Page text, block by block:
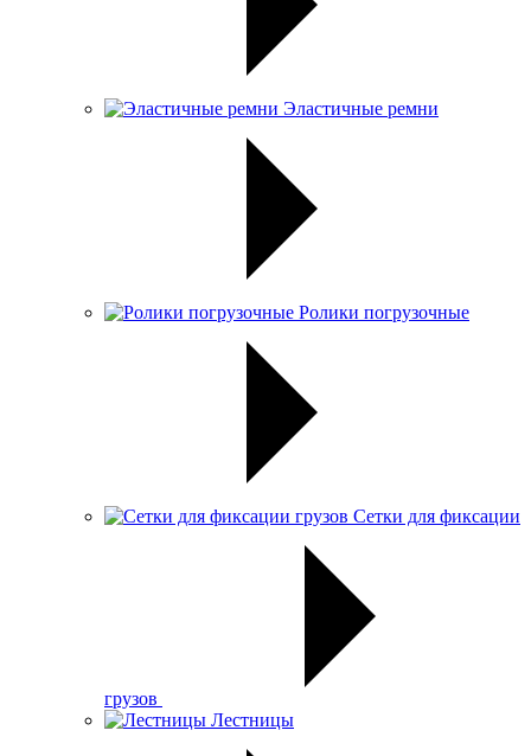
Эластичные ремни
Ролики погрузочные
Сетки для фиксации
грузов
Лестницы